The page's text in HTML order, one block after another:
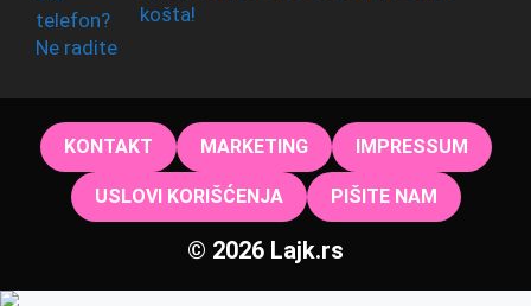
košta!
KONTAKT MARKETING IMPRESSUM
USLOVI KORIŠĆENJA PIŠITE NAM
© 2026 Lajk.rs